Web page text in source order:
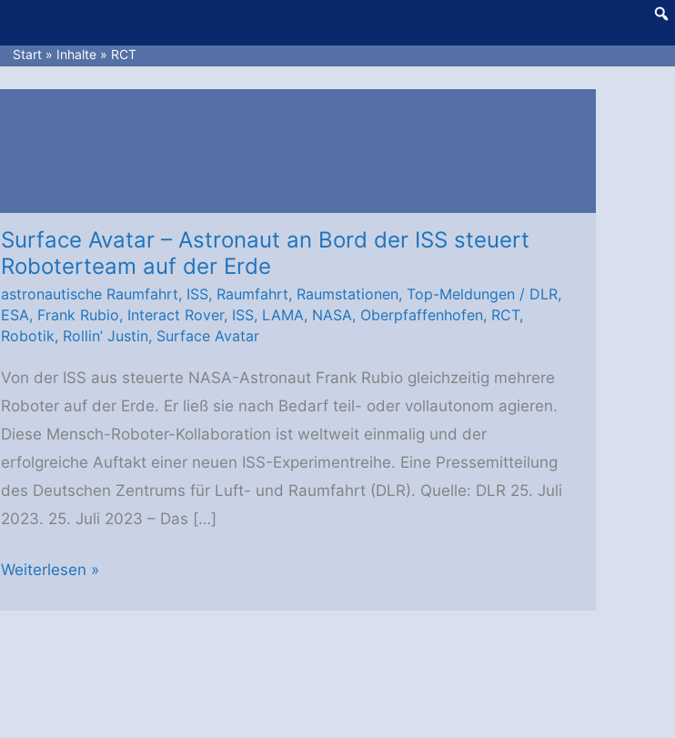
Start Inhalte RCT
Surface Avatar – Astronaut an Bord der ISS steuert
Roboterteam auf der Erde
astronautische Raumfahrt, ISS, Raumfahrt, Raumstationen, Top-Meldungen / DLR,
ESA, Frank Rubio, Interact Rover, ISS, LAMA, NASA, Oberpfaffenhofen, RCT,
Robotik, Rollin’ Justin, Surface Avatar
Von der ISS aus steuerte NASA-Astronaut Frank Rubio gleichzeitig mehrere
Roboter auf der Erde. Er ließ sie nach Bedarf teil- oder vollautonom agieren.
Diese Mensch-Roboter-Kollaboration ist weltweit einmalig und der
erfolgreiche Auftakt einer neuen ISS-Experimentreihe. Eine Pressemitteilung
des Deutschen Zentrums für Luft- und Raumfahrt (DLR). Quelle: DLR 25. Juli
2023. 25. Juli 2023 – Das […]
Surface
Weiterlesen »